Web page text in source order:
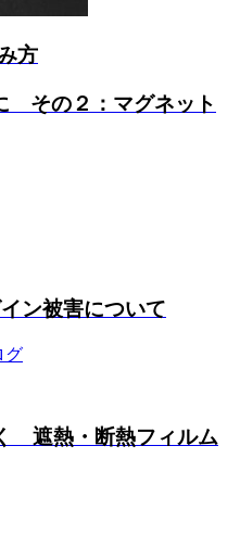
方
その２：マグネット
ン被害について
グ
遮熱・断熱フィルム